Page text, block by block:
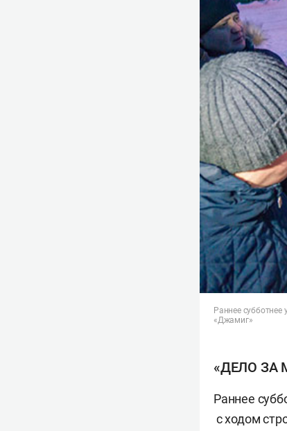
Раннее
«Джамиг»
«ДЕЛО ЗА
Раннее
с ходом